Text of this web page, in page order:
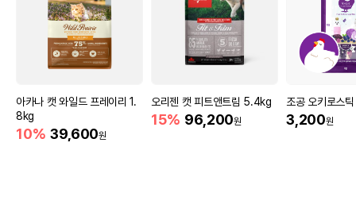
제조자,수입품의 경우
수입자를 함께 표기
RIKEI//해당사항없음
AS책임자와 전화번호
또는 소비자상담 관련
어바웃펫//1644-9601
유통기한
유통기한이 최소 2026.12.07이거나 그
이후인 상품이 출고됩니다.
아카나 캣 와일드 프레이리 1.
8kg
10% 39,600원
오리젠 캣 피트앤트림 5.4kg
15% 96,200원
조공 오키로스
3,200원